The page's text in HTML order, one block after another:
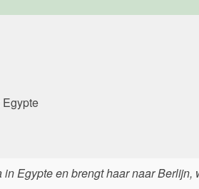
Egypte en brengt haar naar Berlijn,